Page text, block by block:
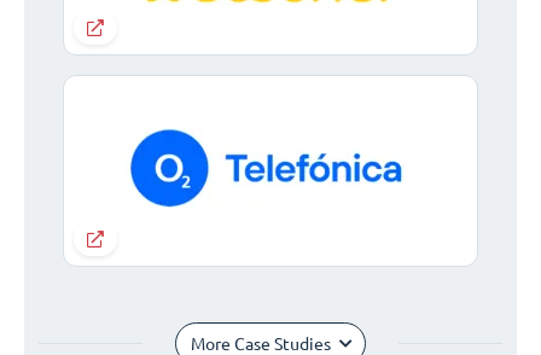
More Case Studies